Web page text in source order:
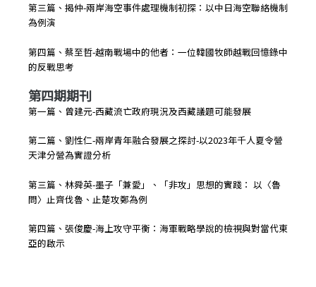
第三篇、揭仲-兩岸海空事件處理機制初探：以中日海空聯絡機制
為例演
第四篇、蔡至哲-越南戰場中的他者：一位韓國牧師越戰回憶錄中
的反戰思考
第四期期刊
第一篇、曾建元-西藏流亡政府現況及西藏議題可能發展
第二篇、劉性仁-兩岸青年融合發展之探討-以2023年千人夏令營
天津分營為實證分析
第三篇、林舜英-墨子「兼愛」、「非攻」思想的實踐： 以〈魯
問〉止齊伐魯、止楚攻鄭為例
第四篇、張俊慶-海上攻守平衡：海軍戰略學說的檢視與對當代東
亞的啟示